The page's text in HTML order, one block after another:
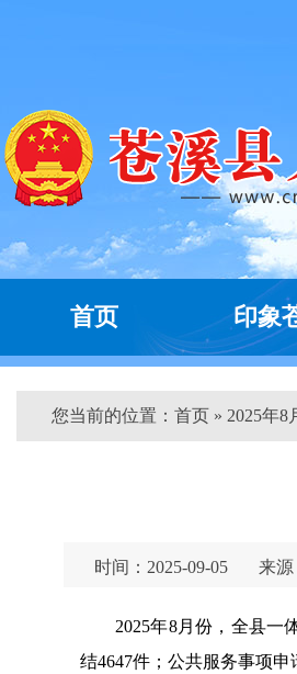
首页 印象
您当前的位置： 首页 » 2025年
时间：2025-09-05 来
2025年8月份，全县一
结4647件；公共服务事项申